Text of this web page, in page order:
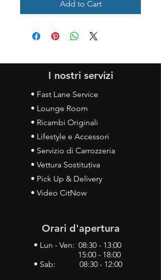
Add to Cart
I nostri servizi
• Fast Lane Service
• Lounge Room
• Ricambi Originali
• Lifestyle e Accessori
• Servizio di Carrozzeria
• Vettura Sostitutiva
• Pick Up & Delivery
• Video CitNow
Orari d'apertura
• Lun - Ven: 08:30 - 13:00
15:00 - 18:00
• Sab: 08:30 - 12:00